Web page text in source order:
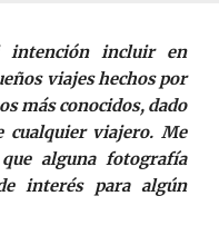
incluir en
viajes hechos por
más conocidos, dado
cualquier viajero. Me
alguna fotografía
interés para algún